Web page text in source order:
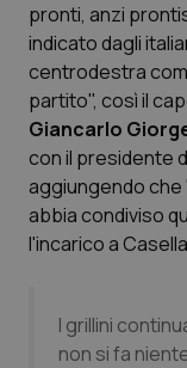
Lettere al
Edizioni
QS Pro
Professionisti
Basilicata
Artrite &
QS Club
pronti, anzi
indicato dagli
centrodestra
partito", così il
Giancarlo
con il presidente
aggiungendo
abbia condiviso
l'incarico a
I grillini
non si fa